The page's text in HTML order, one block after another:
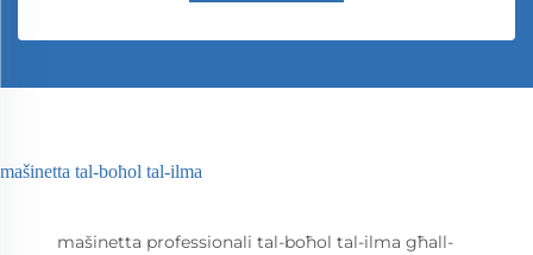
mašinetta tal-boħol tal-ilma
mašinetta professionali tal-boħol tal-ilma għall-